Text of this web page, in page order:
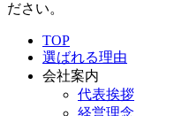
ださい。
TOP
選ばれる理由
会社案内
代表挨拶
経営理念